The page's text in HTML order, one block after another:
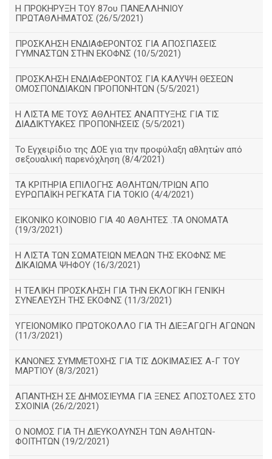
Η ΠΡΟΚΗΡΥΞΗ ΤΟΥ 87ου ΠΑΝΕΛΛΗΝΙΟΥ
ΠΡΩΤΑΘΛΗΜΑΤΟΣ (26/5/2021)
ΠΡΟΣΚΛΗΣΗ ΕΝΔΙΑΦΕΡΟΝΤΟΣ ΓΙΑ ΑΠΟΣΠΑΣΕΙΣ
ΓΥΜΝΑΣΤΩΝ ΣΤΗΝ ΕΚΟΦΝΣ (10/5/2021)
ΠΡΟΣΚΛΗΣΗ ΕΝΔΙΑΦΕΡΟΝΤΟΣ ΓΙΑ ΚΑΛΥΨΗ ΘΕΣΕΩΝ
ΟΜΟΣΠΟΝΔΙΑΚΩΝ ΠΡΟΠΟΝΗΤΩΝ (5/5/2021)
H ΛΙΣΤΑ ΜΕ ΤΟΥΣ ΑΘΛΗΤΕΣ ΑΝΑΠΤΥΞΗΣ ΓΙΑ ΤΙΣ
ΔΙΑΔΙΚΤΥΑΚΕΣ ΠΡΟΠΟΝΗΣΕΙΣ (5/5/2021)
Το Εγχειρίδιο της ΔΟΕ για την προφύλαξη αθλητών από
σεξουαλική παρενόχληση (8/4/2021)
ΤΑ ΚΡΙΤΗΡΙΑ ΕΠΙΛΟΓΗΣ ΑΘΛΗΤΩΝ/ΤΡΙΩΝ ΑΠΟ
ΕΥΡΩΠΑΪΚΗ ΡΕΓΚΑΤΑ ΓΙΑ ΤΟΚΙΟ (4/4/2021)
ΕΙΚΟΝΙΚΟ ΚΟΙΝΟΒΙΟ ΓΙΑ 40 ΑΘΛΗΤΕΣ .ΤΑ ΟΝΟΜΑΤΑ
(19/3/2021)
Η ΛΙΣΤΑ ΤΩΝ ΣΩΜΑΤΕΙΩΝ ΜΕΛΩΝ ΤΗΣ ΕΚΟΦΝΣ ΜΕ
ΔΙΚΑΙΩΜΑ ΨΗΦΟΥ (16/3/2021)
Η ΤΕΛΙΚΗ ΠΡΟΣΚΛΗΣΗ ΓΙΑ ΤΗΝ ΕΚΛΟΓΙΚΗ ΓΕΝΙΚΗ
ΣΥΝΕΛΕΥΣΗ ΤΗΣ ΕΚΟΦΝΣ (11/3/2021)
ΥΓΕΙΟΝΟΜΙΚΟ ΠΡΩΤΟΚΟΛΛΟ ΓΙΑ ΤΗ ΔΙΕΞΑΓΩΓΗ ΑΓΩΝΩΝ
(11/3/2021)
ΚΑΝΟΝΕΣ ΣΥΜΜΕΤΟΧΗΣ ΓΙΑ ΤΙΣ ΔΟΚΙΜΑΣΙΕΣ Α-Γ ΤΟΥ
ΜΑΡΤΙΟΥ (8/3/2021)
ΑΠΑΝΤΗΣΗ ΣΕ ΔΗΜΟΣΙΕΥΜΑ ΓΙΑ ΞΕΝΕΣ ΑΠΟΣΤΟΛΕΣ ΣΤΟ
ΣΧΟΙΝΙΑ (26/2/2021)
Ο ΝΟΜΟΣ ΓΙΑ ΤΗ ΔΙΕΥΚΟΛΥΝΣΗ ΤΩΝ ΑΘΛΗΤΩΝ-
ΦΟΙΤΗΤΩΝ (19/2/2021)